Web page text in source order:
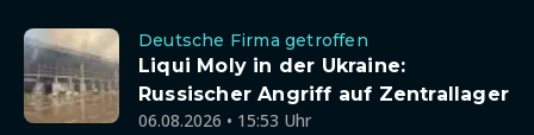
Deutsche Firma getroffen
Liqui Moly in der Ukraine:
Russischer Angriff auf Zentrallager
06.08.2026 • 15:53 Uhr